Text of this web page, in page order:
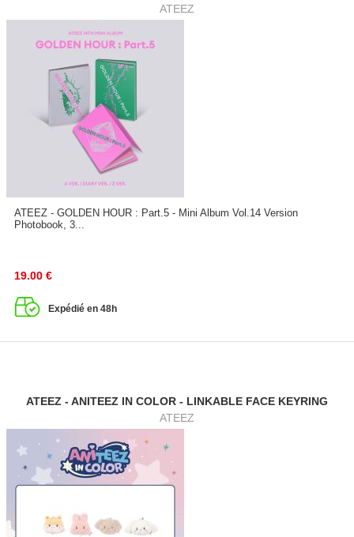
ATEEZ
ATEEZ - GOLDEN HOUR : Part.5 - Mini Album Vol.14 Version
Photobook, 3...
19.00 €
Expédié en 48h
ATEEZ - ANITEEZ IN COLOR - LINKABLE FACE KEYRING
ATEEZ